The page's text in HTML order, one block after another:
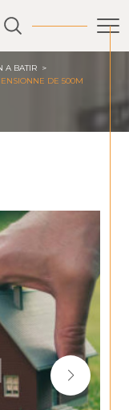
A BATIR
DE 500M